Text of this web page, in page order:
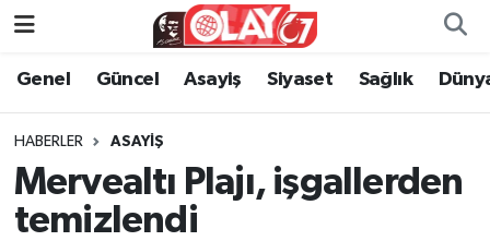
Genel Güncel Asayiş Siyaset Sağlık
HABERLER ASAYIŞ
Mervealtı Plajı, işgallerden
temizlendi
KATEGORİSİZ
ANA SAYFA
Genel
Genel
Güncel
Asayiş
Zonguldak Nöbetçi Eczaneler
Zonguldak Hava Durumu
Zonguldak Namaz Vakitleri